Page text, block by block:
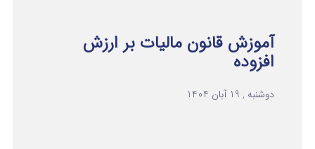
آموزش قانون مالیات بر ارزش
افزوده
دوشنبه , 19 آبان 1404